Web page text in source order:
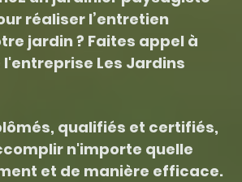
réaliser l’entretien
jardin ? Faites appel à
l'entreprise Les Jardins
qualifiés et certifiés,
n'importe quelle
et de manière efficace.